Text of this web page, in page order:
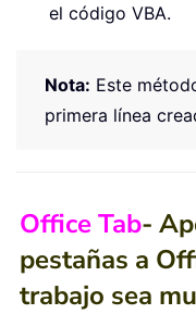
el código VBA.
Nota: Este
primera línea
Office Tab-
pestañas a
trabajo sea